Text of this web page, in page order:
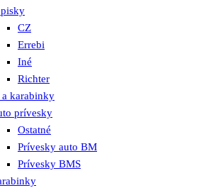
CZ
Errebi
Iné
Richter
karabinky
prívesky
Ostatné
Prívesky auto BM
Prívesky BMS